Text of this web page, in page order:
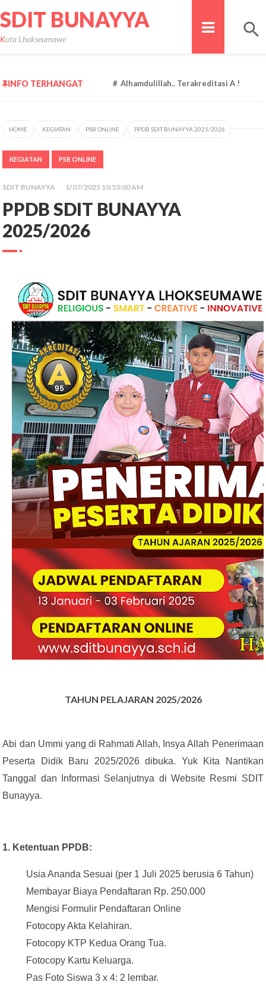
SDIT BUNAYYA
Kota Lhokseumawe
INFO TERHANGAT Alhamdulillah.. Terakreditasi A !
HOME KEGIATAN PSB ONLINE PPDB SDIT BUNAYYA 2025/2026
KEGIATAN PSB ONLINE
SDIT BUNAYYA 1/07/2025 10:53:00 AM
PPDB SDIT BUNAYYA
2025/2026
TAHUN PELAJARAN 2025/2026
Abi dan Ummi yang di Rahmati Allah, Insya Allah Penerimaan
Peserta Didik Baru 2025/2026 dibuka. Yuk Kita Nantikan
Tanggal dan Informasi Selanjutnya di Website Resmi SDIT
Bunayya.
1. Ketentuan PPDB:
Usia Ananda Sesuai (per 1 Juli 2025 berusia 6 Tahun)
Membayar Biaya Pendaftaran Rp. 250.000
Mengisi Formulir Pendaftaran Online
Fotocopy Akta Kelahiran.
Fotocopy KTP Kedua Orang Tua.
Fotocopy Kartu Keluarga.
Pas Foto Siswa 3 x 4: 2 lembar.